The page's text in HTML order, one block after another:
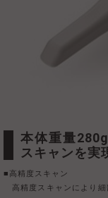
本体重量280gと軽量で、高画質・高精度・高速
スキャンを実
■高精度スキャン
高精度スキャンにより細